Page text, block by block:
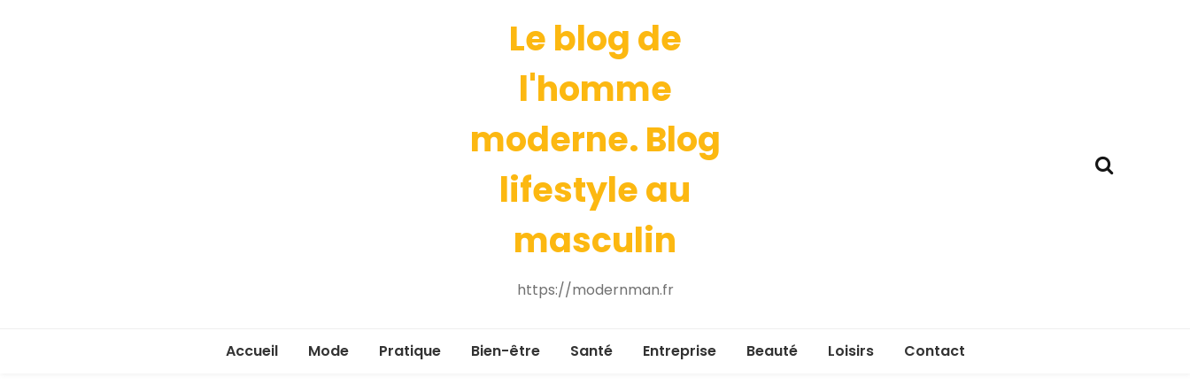
Le blog de
l'homme
moderne. Blog
lifestyle au
masculin
https://modernman.fr
Accueil Mode Pratique Bien-être Santé Entreprise Beauté Loisirs Contact